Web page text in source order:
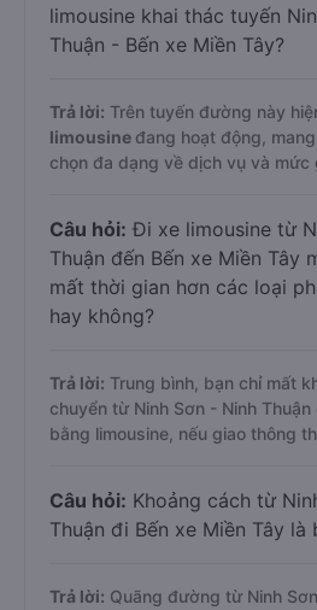
limousine khai thác tuyến
Thuận - Bến xe Miền Tây?
Trả lời: Trên tuyến đường này
limousine đang hoạt động,
chọn đa dạng về dịch vụ và mức
Câu hỏi: Đi xe limousine từ
Thuận đến Bến xe Miền Tây
mất thời gian hơn các loại
hay không?
Trả lời: Trung bình, bạn chỉ mất
chuyển từ Ninh Sơn - Ninh
bằng limousine, nếu giao thông
Câu hỏi: Khoảng cách từ
Thuận đi Bến xe Miền Tây là
Trả lời: Quãng đường từ Ninh